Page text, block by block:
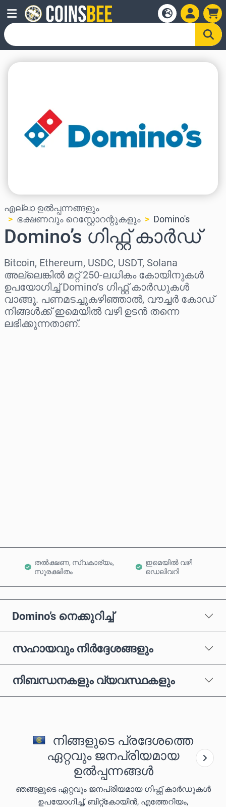
എല്ലാ ഉൽപ്പന്നങ്ങളും
ഭക്ഷണവും റെസ്റ്റോറന്റുകളും
Domino's
Domino’s ഗിഫ്റ്റ് കാർഡ്
Bitcoin, Ethereum, USDC, USDT, Solana
അല്ലെങ്കിൽ മറ്റ് 250-ലധികം കോയിനുകൾ
ഉപയോഗിച്ച് Domino’s ഗിഫ്റ്റ് കാർഡുകൾ
വാങ്ങൂ. പണമടച്ചുകഴിഞ്ഞാൽ, വൗച്ചർ കോഡ്
നിങ്ങൾക്ക് ഇമെയിൽ വഴി ഉടൻ തന്നെ
ലഭിക്കുന്നതാണ്.
തൽക്ഷണ, സ്വകാര്യം,
സുരക്ഷിതം
ഇമെയിൽ വഴി
ഡെലിവറി
Domino’s നെക്കുറിച്ച്
സഹായവും നിർദ്ദേശങ്ങളും
നിബന്ധനകളും വ്യവസ്ഥകളും
നിങ്ങളുടെ പ്രദേശത്തെ
ഏറ്റവും ജനപ്രിയമായ
ഉൽപ്പന്നങ്ങൾ
ഞങ്ങളുടെ ഏറ്റവും ജനപ്രിയമായ ഗിഫ്റ്റ് കാർഡുകൾ
ഉപയോഗിച്ച്, ബിറ്റ്കോയിൻ, എത്തേറിയം,